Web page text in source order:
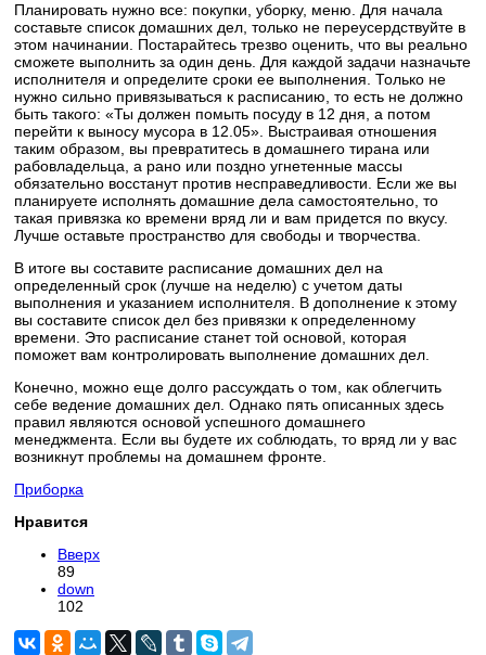
Планировать нужно все: покупки, уборку, меню. Для начала
составьте список домашних дел, только не переусердствуйте в
этом начинании. Постарайтесь трезво оценить, что вы реально
сможете выполнить за один день. Для каждой задачи назначьте
исполнителя и определите сроки ее выполнения. Только не
нужно сильно привязываться к расписанию, то есть не должно
быть такого: «Ты должен помыть посуду в 12 дня, а потом
перейти к выносу мусора в 12.05». Выстраивая отношения
таким образом, вы превратитесь в домашнего тирана или
рабовладельца, а рано или поздно угнетенные массы
обязательно восстанут против несправедливости. Если же вы
планируете исполнять домашние дела самостоятельно, то
такая привязка ко времени вряд ли и вам придется по вкусу.
Лучше оставьте пространство для свободы и творчества.
В итоге вы составите расписание домашних дел на
определенный срок (лучше на неделю) с учетом даты
выполнения и указанием исполнителя. В дополнение к этому
вы составите список дел без привязки к определенному
времени. Это расписание станет той основой, которая
поможет вам контролировать выполнение домашних дел.
Конечно, можно еще долго рассуждать о том, как облегчить
себе ведение домашних дел. Однако пять описанных здесь
правил являются основой успешного домашнего
менеджмента. Если вы будете их соблюдать, то вряд ли у вас
возникнут проблемы на домашнем фронте.
Приборка
Нравится
Вверх
89
down
102